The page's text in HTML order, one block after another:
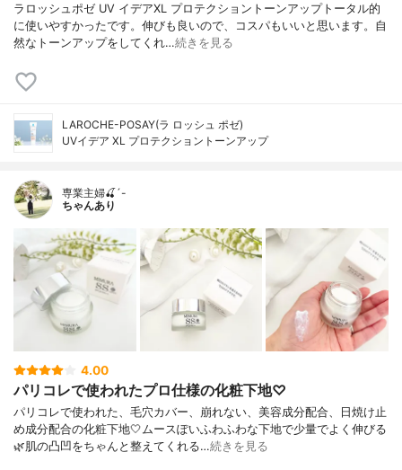
ラロッシュポゼ UV イデアXL プロテクショントーンアップトータル的
に使いやすかったです。伸びも良いので、コスパもいいと思います。自
然なトーンアップをしてくれ…続きを見る
LAROCHE-POSAY(ラ ロッシュ ポゼ)
UVイデア XL プロテクショントーンアップ
専業主婦🍒´-
ちゃんあり
4.00
パリコレで使われたプロ仕様の化粧下地♡
パリコレで使われた、毛穴カバー、崩れない、美容成分配合、日焼け止
め成分配合の化粧下地🤍ムースぽいふわふわな下地で少量でよく伸びる
🌿肌の凸凹をちゃんと整えてくれる…続きを見る